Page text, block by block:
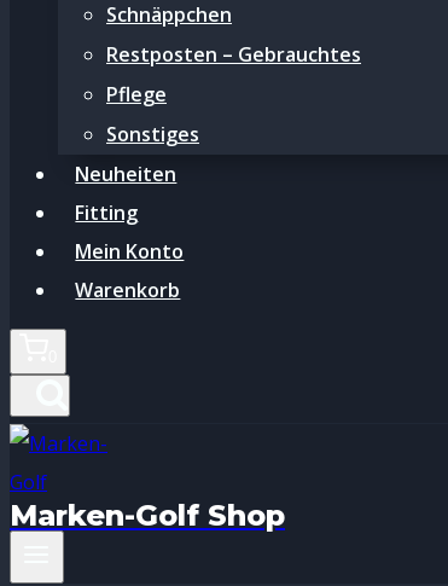
Schnäppchen
Restposten – Gebrauchtes
Pflege
Sonstiges
Neuheiten
Fitting
Mein Konto
Warenkorb
Marken-Golf Shop